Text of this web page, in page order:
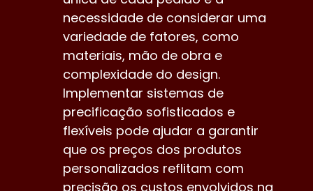
necessidade de considerar uma
variedade de fatores, como
materiais, mão de obra e
complexidade do design.
Implementar sistemas de
precificação sofisticados e
flexíveis pode ajudar a garantir
que os preços dos produtos
personalizados reflitam com
precisão os custos envolvidos na